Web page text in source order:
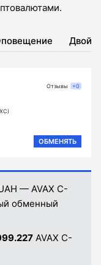
ОБМЕНЯТЬ
Отзывы +0
— AVAX C-
обменный
AVAX C-